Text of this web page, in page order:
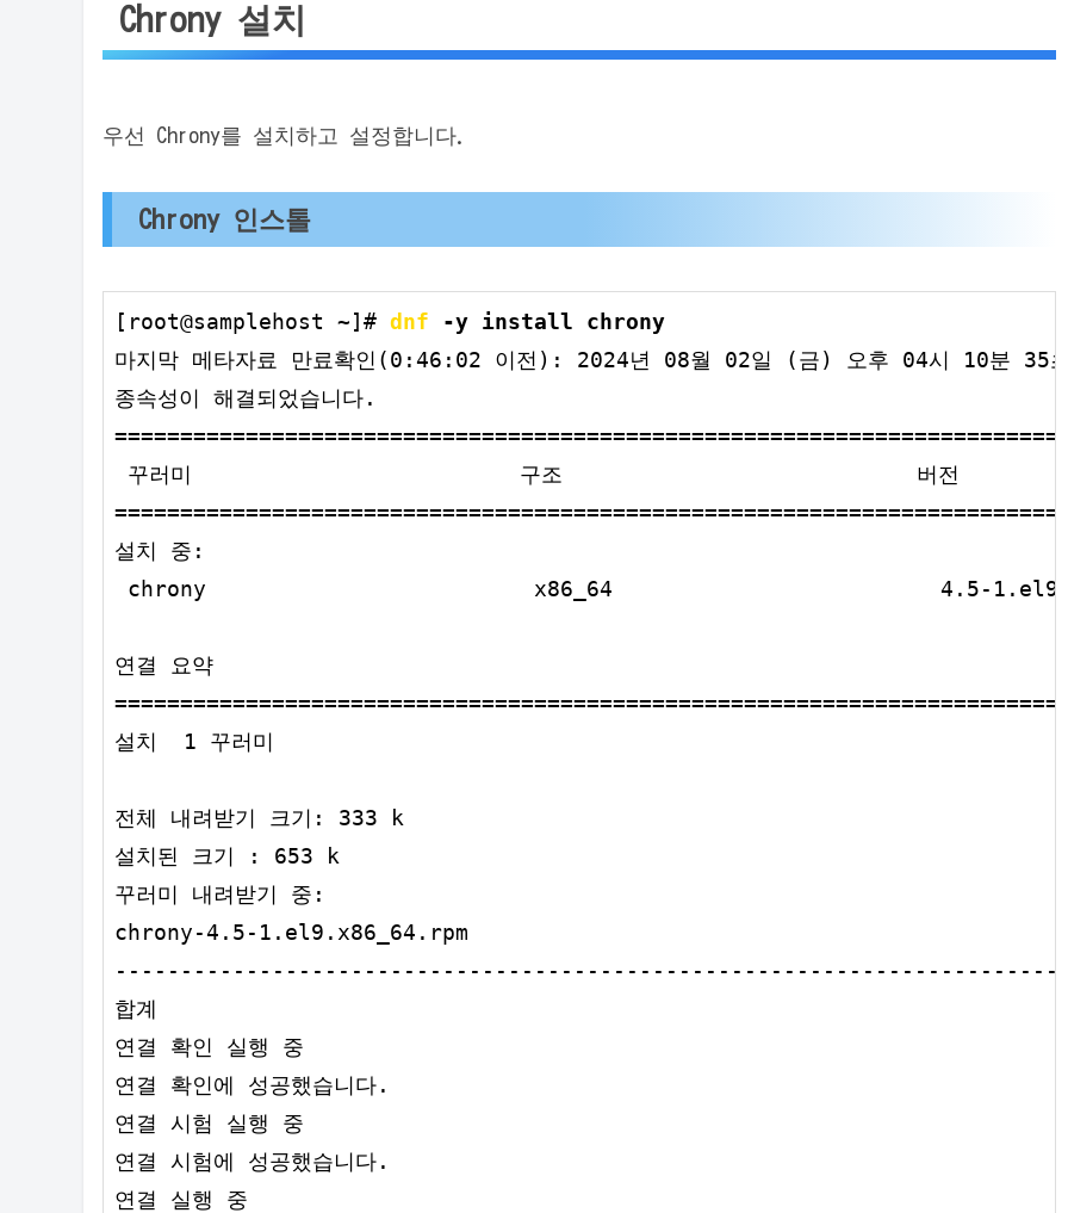
Chrony 설치
우선 Chrony를 설치하고 설정합니다.
Chrony 인스톨
[root@samplehost ~]# dnf -y install chrony
마지막 메타자료 만료확인(0:46:02 이전): 2024년 08월 02일 (금) 오후 04시 10분 35
종속성이 해결되었습니다.
꾸러미                         구조                           버전
설치 중:
chrony                         x86_64                         4.5-
연결 요약
설치  1 꾸러미
전체 내려받기 크기: 333 k
설치된 크기 : 653 k
꾸러미 내려받기 중:
chrony-4.5-1.el9.x86_64.rpm
합계
연결 확인 실행 중
연결 확인에 성공했습니다.
연결 시험 실행 중
연결 시험에 성공했습니다.
연결 실행 중